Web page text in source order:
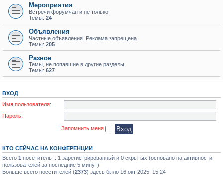
Мероприятия
Встречи форумчан и не только
Темы: 24
Объявления
Частные объявления. Реклама запрещена
Темы: 205
Разное
Темы, не попавшие в другие разделы
Темы: 627
ВХОД
Имя пользователя:
Пароль:
Запомнить меня
КТО СЕЙЧАС НА КОНФЕРЕНЦИИ
Всего 1 посетитель :: 1 зарегистрированный и 0 скрытых (основано на активности
пользователей за последние 5 минут)
Больше всего посетителей (2373) здесь было 16 окт 2025, 15:24